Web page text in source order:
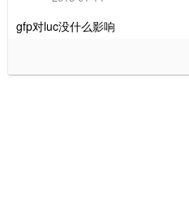
gfp对luc没什么影响